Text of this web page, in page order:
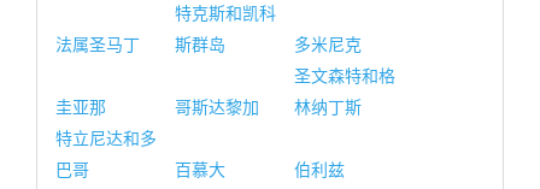
法属圣马丁
特克斯和凯科
斯群岛
多米尼克
圭亚那 哥斯达黎加
圣文森特和格
林纳丁斯
特立尼达和多
巴哥
百慕大
伯利兹